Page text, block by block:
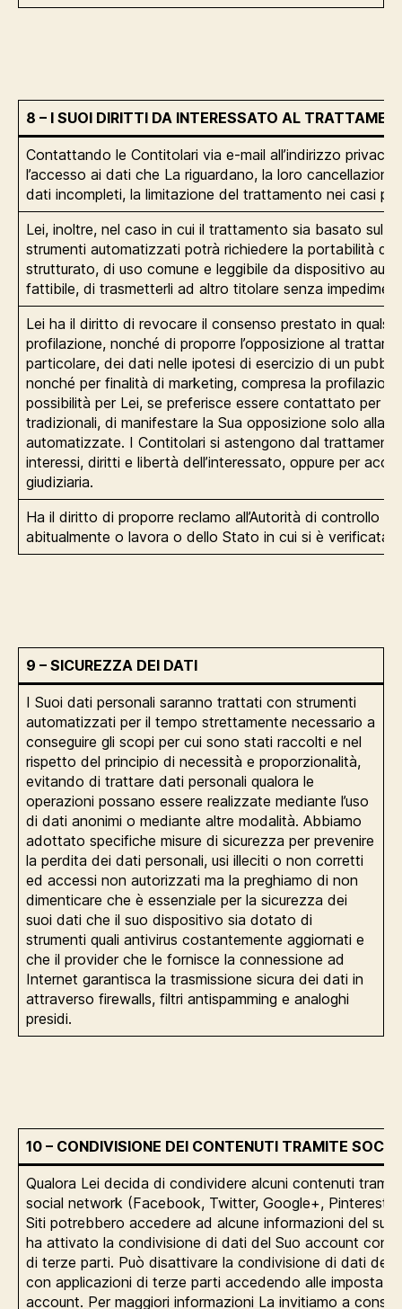
8 – I SUOI DIRITTI DA INTERESSATO AL
Contattando le Contitolari via e-mail all’indirizzo
l’accesso ai dati che La riguardano, la loro
dati incompleti, la limitazione del trattamento nei casi
Lei, inoltre, nel caso in cui il trattamento sia basato sul
strumenti automatizzati potrà richiedere la portabilità
strutturato, di uso comune e leggibile da dispositivo
fattibile, di trasmetterli ad altro titolare senza
Lei ha il diritto di revocare il consenso prestato in
profilazione, nonché di proporre l’opposizione al
particolare, dei dati nelle ipotesi di esercizio di un
nonché per finalità di marketing, compresa la
possibilità per Lei, se preferisce essere contattato per
tradizionali, di manifestare la Sua opposizione solo alla
automatizzate. I Contitolari si astengono dal
interessi, diritti e libertà dell’interessato, oppure per
giudiziaria.
Ha il diritto di proporre reclamo all’Autorità di controllo
abitualmente o lavora o dello Stato in cui si è verificata
9 – SICUREZZA DEI DATI
I Suoi dati personali saranno trattati con strumenti
automatizzati per il tempo strettamente necessario a
conseguire gli scopi per cui sono stati raccolti e nel
rispetto del principio di necessità e proporzionalità,
evitando di trattare dati personali qualora le
operazioni possano essere realizzate mediante l’uso
di dati anonimi o mediante altre modalità. Abbiamo
adottato specifiche misure di sicurezza per prevenire
la perdita dei dati personali, usi illeciti o non corretti
ed accessi non autorizzati ma la preghiamo di non
dimenticare che è essenziale per la sicurezza dei
suoi dati che il suo dispositivo sia dotato di
strumenti quali antivirus costantemente aggiornati e
che il provider che le fornisce la connessione ad
Internet garantisca la trasmissione sicura dei dati in
attraverso firewalls, filtri antispamming e analoghi
presidi.
10 – CONDIVISIONE DEI CONTENUTI TRAMITE
Qualora Lei decida di condividere alcuni contenuti
social network (Facebook, Twitter, Google+, Pinterest,
Siti potrebbero accedere ad alcune informazioni del suo
ha attivato la condivisione di dati del Suo account con
di terze parti. Può disattivare la condivisione di dati del
con applicazioni di terze parti accedendo alle
account. Per maggiori informazioni La invitiamo a